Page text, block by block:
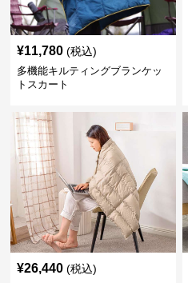
¥11,780 (税込)
多機能キルティングブランケッ
トスカート
¥26,440 (税込)